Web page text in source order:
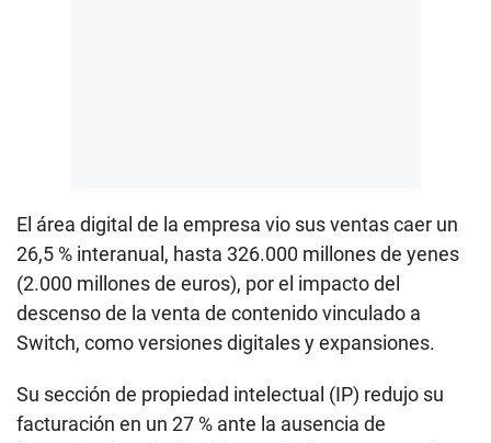
El área digital de la empresa vio sus ventas caer un
26,5 % interanual, hasta 326.000 millones de yenes
(2.000 millones de euros), por el impacto del
descenso de la venta de contenido vinculado a
Switch, como versiones digitales y expansiones.
Su sección de propiedad intelectual (IP) redujo su
facturación en un 27 % ante la ausencia de